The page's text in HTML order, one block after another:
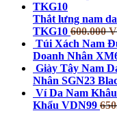
Thắt lưng nam
TKG10 600.000
Túi Xách Nam
Doanh Nhân
Giày Tây Nam
Nhân SGN23
Ví Da Nam
Khẩu VDN99